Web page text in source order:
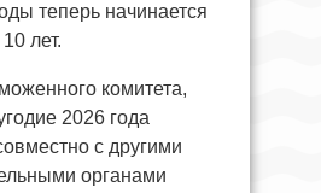
теперь начинается
лет.
комитета,
2026 года
с другими
органами